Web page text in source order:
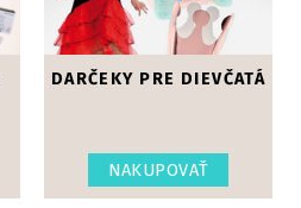
DARČEKY PRE DIEVČATÁ
NAKUPOVAŤ